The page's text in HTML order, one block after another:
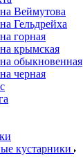
Веймутова
Гельдрейха
горная
крымская
обыкновенная
черная
кустарники